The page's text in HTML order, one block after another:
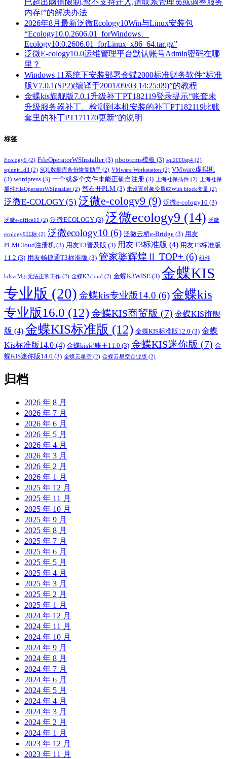
内存!”的解决办法
2026年8月最新泛微Ecology10Win与Linux安装包
“Ecology10.0.2606.01_forWindows、
Ecology10.0.2606.01_forLinux_x86_64.tar.gz”
泛微E-cology10.0运维管理平台默认账号Admin密码在哪
里？
Windows 11系统下安装部署金蝶2000标准财务软件“标准
版V7.0.1(SP2)(编译于2001/09/03 14:25:09)”的教程
金蝶kis旗舰版7.0.1升级补丁PT182119登录提示“账套未
升级服务器补丁、检测到本机安装的补丁PT182119比账
套里的补丁PT171170更新”的说明
标签
Ecology9 (2) FileOperatorWSInstaller(3) pbootcms模板 (3) sql2000sp4 (2)
sqlunirl.dll (2) SQL数据库备份恢复助手 (2) VMware Workstation (2) VMware虚拟机
(3) wordpress (3) 一个或多个文件未能正确自注册 (3) 上海社保插件 (2)
上海社保
插件FileOperatorWSInstaller (2) 智石开PLM (3) 未设置对象变量或With block变量 (2)
泛微E-COLOGY(5) 泛微e-cology9 (9) 泛微e-cology10 (3)
泛微e-office11 (2) 泛微ECOLOGY (3) 泛微ecology9 (14) 泛微
ecology9非标 (2) 泛微ecology10 (6) 泛微云桥e-Bridge (3) 用友
PLMCloud注册机 (3) 用友T3普及版 (3) 用友T3标准版 (4) 用友T3标准版
11.2 (3) 用友畅捷通T3标准版 (3) 管家婆辉煌Ⅱ TOP+ (6) 组件
kdsvrMgr无法正常工作 (2) 金蝶K3cloud (2) 金蝶K3WISE (3) 金蝶KIS
专业版 (20) 金蝶kis专业版14.0 (6)金蝶kis
专业版16.0 (12)金蝶KIS商贸版 (7) 金蝶KIS旗舰
版 (4) 金蝶KIS标准版 (12) 金蝶KIS标准版12.0 (3) 金蝶
Kis标准版14.0 (4) 金蝶kis记账王11.0 (3) 金蝶KIS迷你版 (7) 金
蝶KIS迷你版14.0 (3) 金蝶云星空 (2) 金蝶云星空企业版 (2)
归档
2026 年 8 月
2026 年 7 月
2026 年 6 月
2026 年 5 月
2026 年 4 月
2026 年 3 月
2026 年 2 月
2026 年 1 月
2025 年 12 月
2025 年 11 月
2025 年 10 月
2025 年 9 月
2025 年 8 月
2025 年 7 月
2025 年 6 月
2025 年 5 月
2025 年 4 月
2025 年 3 月
2025 年 2 月
2025 年 1 月
2024 年 12 月
2024 年 11 月
2024 年 10 月
2024 年 9 月
2024 年 8 月
2024 年 7 月
2024 年 6 月
2024 年 5 月
2024 年 4 月
2024 年 3 月
2024 年 2 月
2024 年 1 月
2023 年 12 月
2023 年 11 月